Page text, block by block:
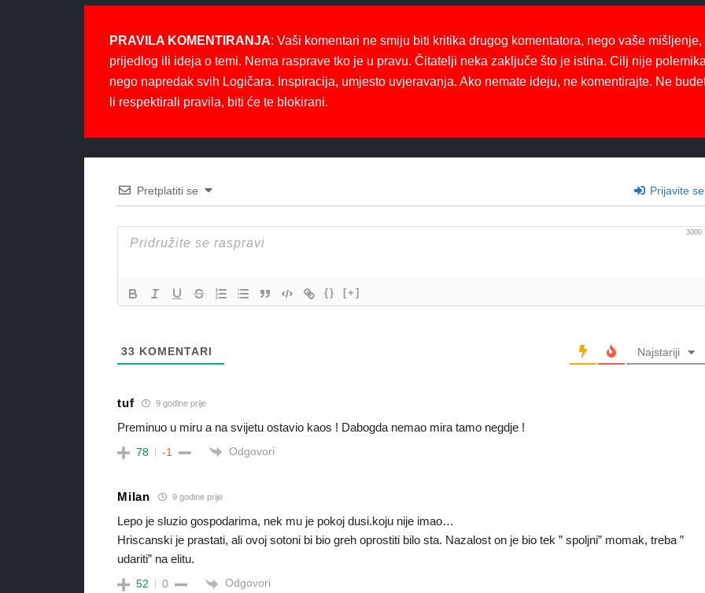
PRAVILA KOMENTIRANJA: Vaši komentari ne smiju biti kritika drugog komentatora, nego vaše mišljenje,
prijedlog ili ideja o temi. Nema rasprave tko je u pravu. Čitatelji neka zaključe što je istina. Cilj nije
nego napredak svih Logičara. Inspiracija, umjesto uvjeravanja. Ako nemate ideju, ne komentirajte. Ne
li respektirali pravila, biti će te blokirani.
Pretplatiti se Prijavite se
3000
{} [+]
33 KOMENTARI Najstariji
tuf 9 godine prije
Preminuo u miru a na svijetu ostavio kaos ! Dabogda nemao mira tamo negdje !
78 -1 Odgovori
Milan 9 godine prije
Lepo je sluzio gospodarima, nek mu je pokoj dusi.koju nije imao…
Hriscanski je prastati, ali ovoj sotoni bi bio greh oprostiti bilo sta. Nazalost on je bio tek ” spoljni” momak, treba ”
udariti” na elitu.
52 0 Odgovori